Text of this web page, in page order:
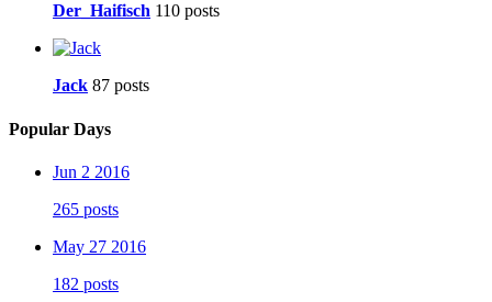
Der_Haifisch 110 posts
Jack 87 posts
Popular Days
Jun 2 2016
265 posts
May 27 2016
182 posts